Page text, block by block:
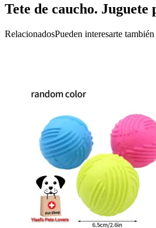
Tete de caucho. Juguete
RelacionadosPueden interesarte también